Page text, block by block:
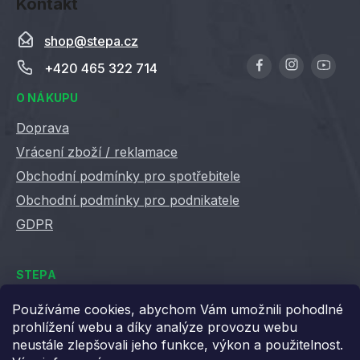
Používáme cookies, abychom Vám umožnili pohodlné
prohlížení webu a díky analýze provozu webu
neustále zlepšovali jeho funkce, výkon a použitelnost.
Kontakt
shop@stepa.cz
+420 465 322 714
O NÁKUPU
Doprava
Vrácení zboží / reklamace
Obchodní podmínky pro spotřebitele
Obchodní podmínky pro podnikatele
GDPR
STEPA
Kontakty
Kariéra ve Stepě
Věrnostní slevy